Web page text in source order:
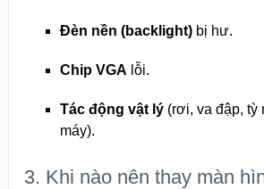
Đèn nền (backlight)bị hư.
Chip VGA lỗi.
Tác động vật lý(rơi, va đập, tỳ
máy).
3. Khi nào nên thay màn